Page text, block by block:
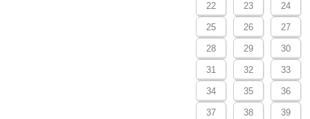
22 23 24
25 26 27
28 29 30
31 32 33
34 35 36
37 38 39